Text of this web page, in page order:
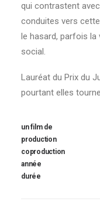
qui contrastent
conduites vers
le hasard, parfois la
social.
Lauréat du Prix du
pourtant elles
un film de
production
coproduction
année
durée